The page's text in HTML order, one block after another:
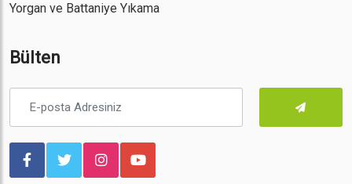
Yorgan ve Battaniye Yıkama
Bülten